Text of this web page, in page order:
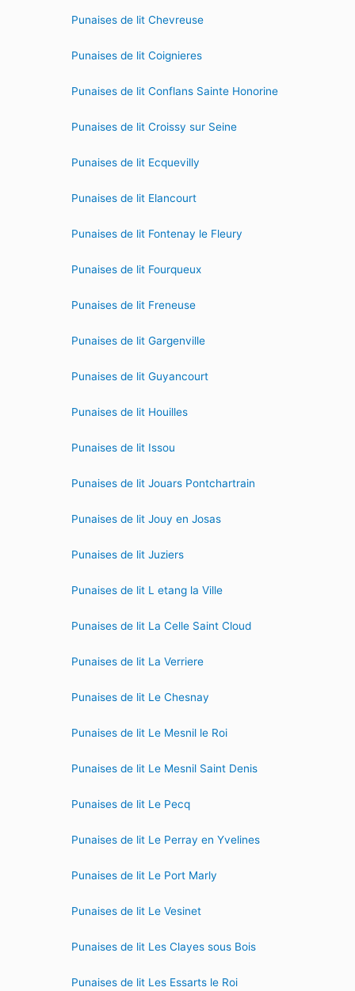
Punaises de lit Chevreuse
Punaises de lit Coignieres
Punaises de lit Conflans Sainte Honorine
Punaises de lit Croissy sur Seine
Punaises de lit Ecquevilly
Punaises de lit Elancourt
Punaises de lit Fontenay le Fleury
Punaises de lit Fourqueux
Punaises de lit Freneuse
Punaises de lit Gargenville
Punaises de lit Guyancourt
Punaises de lit Houilles
Punaises de lit Issou
Punaises de lit Jouars Pontchartrain
Punaises de lit Jouy en Josas
Punaises de lit Juziers
Punaises de lit L etang la Ville
Punaises de lit La Celle Saint Cloud
Punaises de lit La Verriere
Punaises de lit Le Chesnay
Punaises de lit Le Mesnil le Roi
Punaises de lit Le Mesnil Saint Denis
Punaises de lit Le Pecq
Punaises de lit Le Perray en Yvelines
Punaises de lit Le Port Marly
Punaises de lit Le Vesinet
Punaises de lit Les Clayes sous Bois
Punaises de lit Les Essarts le Roi